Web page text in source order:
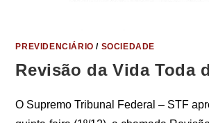
PREVIDENCIÁRIO / SOCIEDADE
Revisão da Vida Toda
O Supremo Tribunal Federal – STF